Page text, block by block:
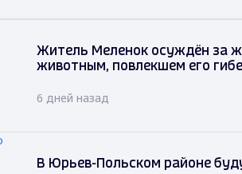
Житель Меленок осуждён за
животным, повлекшем его
6 дней назад
В Юрьев-Польском районе